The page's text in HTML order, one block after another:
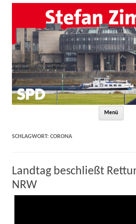
Menü
SCHLAGWORT: CORONA
Landtag beschließt
NRW